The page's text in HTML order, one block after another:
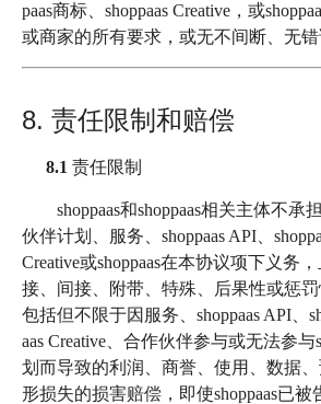
paas商标、shoppaas Creative，或
或商家的所有要求，或无不间断、无错
8. 责任限制和赔偿
8.1 责任限制
shoppaas和shoppaas相关主体不承担
伙伴计划、服务、shoppaas API、
Creative或shoppaas在本协议项下义务
接、间接、附带、特殊、后果性或惩罚
包括但不限于因服务、shoppaas API、
aas Creative、合作伙伴参与或无法参与
划而导致的利润、商誉、使用、数据
形损失的损害赔偿，即使shoppaas已